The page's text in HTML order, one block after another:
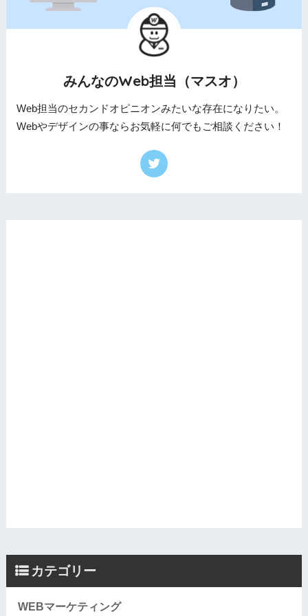
みんなのWeb担当（マスオ）
Web担当のセカンドオピニオンみたいな存在になりたい。
Webやデザインの事ならお気軽に何でもご相談ください！
カテゴリー
WEBマーケティング